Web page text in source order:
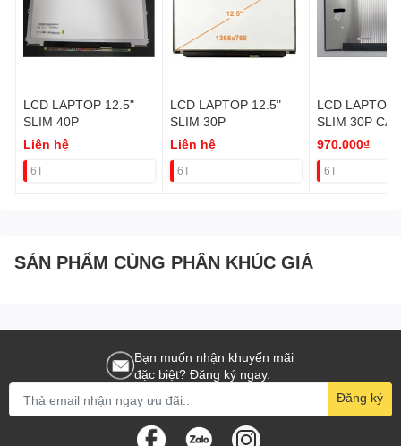
LCD LAPTOP 12.5"
SLIM 40P
Liên hệ
6T
LCD LAPTOP 12.5"
SLIM 30P
Liên hệ
6T
LCD LAPTOP
SLIM 30P
KHUNG FHD
(KO VAT)
970.000₫
6T
SẢN PHẨM CÙNG PHÂN KHÚC GIÁ
Bạn muốn nhận khuyến mãi
đặc biệt? Đăng ký ngay.
Đăng ký